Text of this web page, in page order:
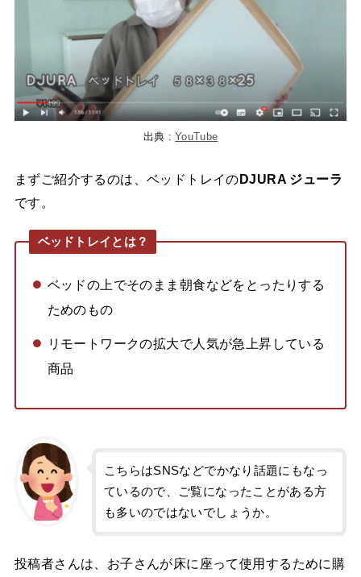
出典 :YouTube
まずご紹介するのは、ベッドトレイのDJURA ジューラ
です。
ベッドトレイとは？
ベッドの上でそのまま朝食などをとったりする
ためのもの
リモートワークの拡大で人気が急上昇している
商品
こちらはSNSなどでかなり話題にもなっ
ているので、ご覧になったことがある方
も多いのではないでしょうか。
投稿者さんは、お子さんが床に座って使用するために購